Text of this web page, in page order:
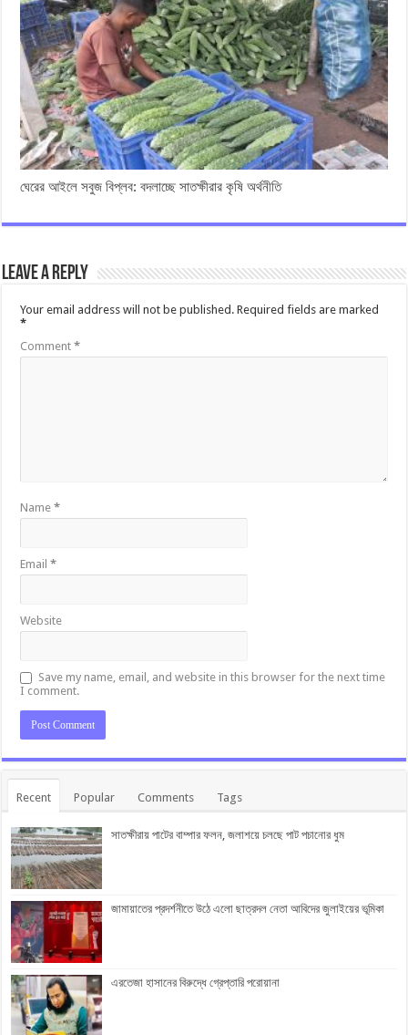
ঘেরের আইলে সবুজ বিপ্লব: বদলাচ্ছে সাতক্ষীরার কৃষি অর্থনীতি
Leave a Reply
Your email address will not be published. Required fields are marked
*
Comment*
Name*
Email*
Website
Save my name, email, and website in this browser for the next time
I comment.
Recent Popular Comments Tags
সাতক্ষীরায় পাটের বাম্পার ফলন, জলাশয়ে চলছে পাট পচানোর ধুম
জামায়াতের প্রদর্শনীতে উঠে এলো ছাত্রদল নেতা আবিদের জুলাইয়ের ভূমিকা
এরতেজা হাসানের বিরুদ্ধে গ্রেপ্তারি পরোয়ানা